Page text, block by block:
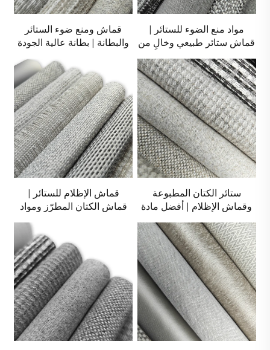
قماش ومنع ضوء الستائر
والبطانة | بطانة عالية الجودة
مواد منع الضوء للستائر |
قماش ستائر طبيعي وخالٍ من
السموم
قماش الإظلام للستائر |
قماش الكتان المطرّز ومواد
ستائر الكتان المطبوعة
وقماش الإظلام | أفضل مادة